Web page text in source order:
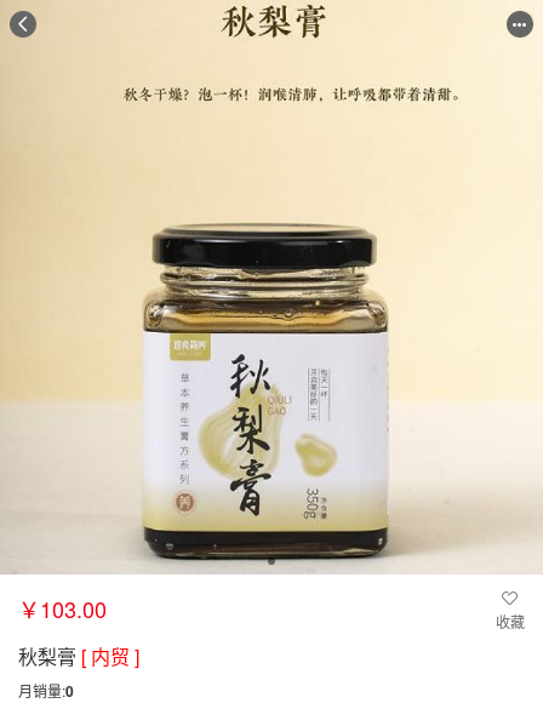
￥103.00 收藏
秋梨膏 [ 内贸 ]
月销量:0